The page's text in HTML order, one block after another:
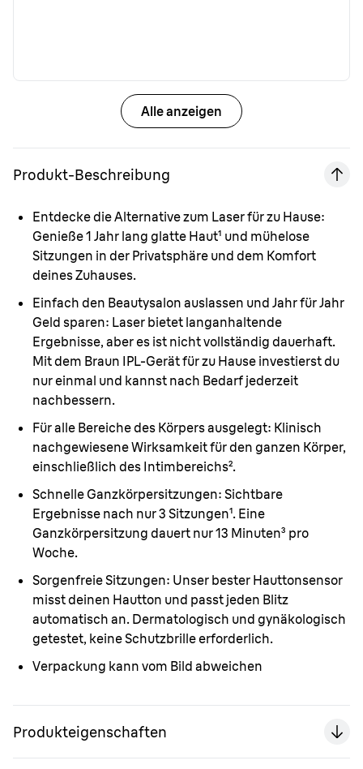
Alle anzeigen
Produkt-Beschreibung
Entdecke die Alternative zum Laser für zu Hause:
Genieße 1 Jahr lang glatte Haut¹ und mühelose
Sitzungen in der Privatsphäre und dem Komfort
deines Zuhauses.
Einfach den Beautysalon auslassen und Jahr für Jahr
Geld sparen: Laser bietet langanhaltende
Ergebnisse, aber es ist nicht vollständig dauerhaft.
Mit dem Braun IPL-Gerät für zu Hause investierst du
nur einmal und kannst nach Bedarf jederzeit
nachbessern.
Für alle Bereiche des Körpers ausgelegt: Klinisch
nachgewiesene Wirksamkeit für den ganzen Körper,
einschließlich des Intimbereichs².
Schnelle Ganzkörpersitzungen: Sichtbare
Ergebnisse nach nur 3 Sitzungen¹. Eine
Ganzkörpersitzung dauert nur 13 Minuten³ pro
Woche.
Sorgenfreie Sitzungen: Unser bester Hauttonsensor
misst deinen Hautton und passt jeden Blitz
automatisch an. Dermatologisch und gynäkologisch
getestet, keine Schutzbrille erforderlich.
Verpackung kann vom Bild abweichen
Produkteigenschaften